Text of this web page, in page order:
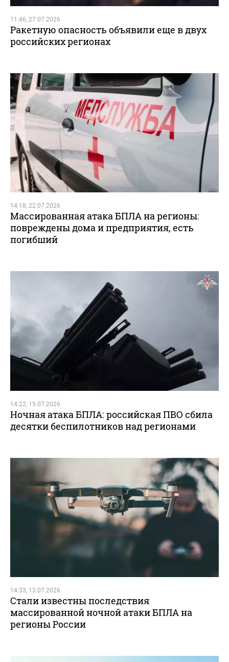
11:46, 27.07.2026
Ракетную опасность объявили еще в двух
российских регионах
14:18, 22.07.2026
Массированная атака БПЛА на регионы:
повреждены дома и предприятия, есть
погибший
14:22, 15.07.2026
Ночная атака БПЛА: российская ПВО сбила
десятки беспилотников над регионами
14:33, 13.07.2026
Стали известны последствия
массированной ночной атаки БПЛА на
регионы России